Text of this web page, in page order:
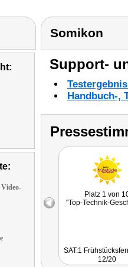
Somikon
Support-
Handbuch-,
Platz 1 von
"Top-Technik-
SAT.1
12/20